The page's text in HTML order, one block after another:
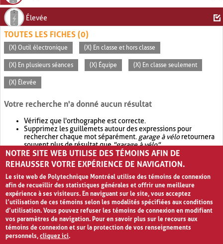
Élevée
TOUTES LES FICHES (0)
(X) Outil électronique (X) En classe et hors classe
(X) En plusieurs séances (X) Équipe (X) En classe seulement
(X) Élevée
Votre recherche n'a donné aucun résultat
Vérifiez que l'orthographe est correcte.
Supprimez les guillemets autour des expressions pour
rechercher chaque mot séparément. garage à véloretournera
souvent plus de résultat que"garage à vélo".
Envisagez d'élargir votre recherche avec OR.garage OR vélo
retournera souvent plus de résultat quegarage à vélo
NOTRE SITE WEB UTILISE DES TÉMOINS AFIN DE
REHAUSSER VOTRE EXPÉRIENCE DE NAVIGATION.
Le site web de Polytechnique Montréal utilise des témoins de connexion
afin de recueillir des statistiques générales et offrir une meilleure
expérience à ses visiteurs. En naviguant sur le site, vous acceptez
l’utilisation de ces témoins selon les modalités spécifiées aux conditions
d’utilisation. Vous pouvez refuser les témoins de connexion en modifiant
vos paramètres de navigation. Pour en savoir plus sur le recours aux
témoins de connexion et sur la protection de vos renseignements
personnels,cliquez ici.